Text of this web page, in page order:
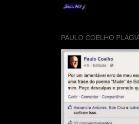
PAULO COELHO